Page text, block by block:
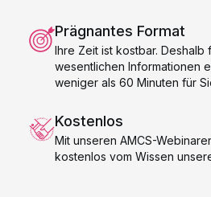
Prägnantes Format
Ihre Zeit ist kostbar. Deshalb
wesentlichen Informationen
weniger als 60 Minuten für
Kostenlos
Mit unseren AMCS-
kostenlos vom Wissen